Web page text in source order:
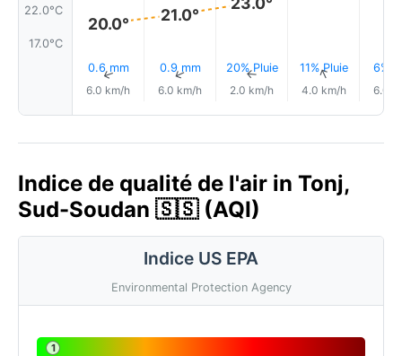
22.0°C
17.0°C
20.0°
0.6 mm
↑
6.0 km/h
21.0°
0.9 mm
↑
6.0 km/h
20% Pluie
↑
2.0 km/h
11% Pluie
↑
4.0 km/h
6%
6.0
Indice de qualité de l'air in Tonj,
Sud-Soudan 🇸🇸 (AQI)
Indice US EPA
Environmental Protection Agency
1